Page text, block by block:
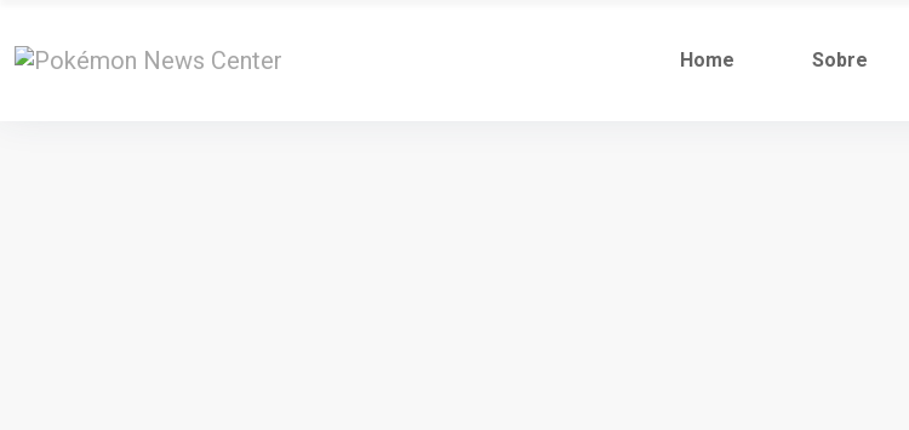
Home Sobre